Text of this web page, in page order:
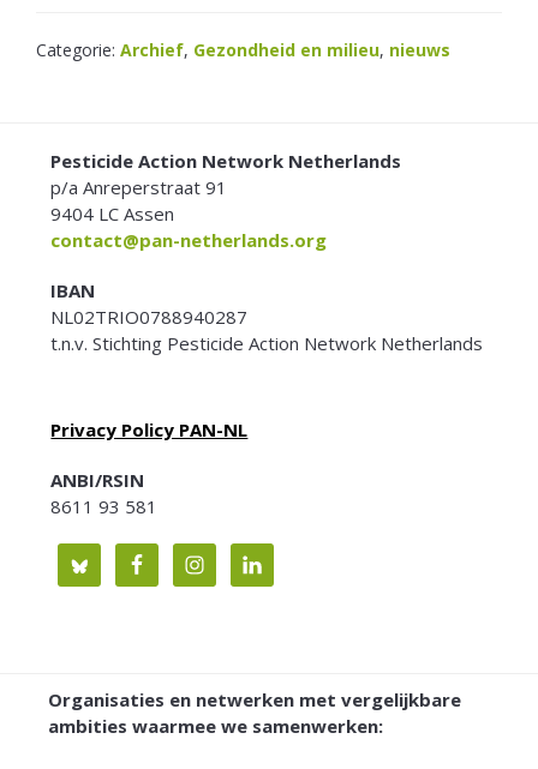
Categorie: Archief, Gezondheid en milieu, nieuws
FOOTERPesticide Action Network Netherlands
p/a Anreperstraat 91
9404 LC Assen
contact@pan-netherlands.org
IBAN
NL02TRIO0788940287
t.n.v. Stichting Pesticide Action Network Netherlands
Privacy Policy PAN-NL
ANBI/RSIN
8611 93 581
Organisaties en netwerken met vergelijkbare
ambities waarmee we samenwerken: